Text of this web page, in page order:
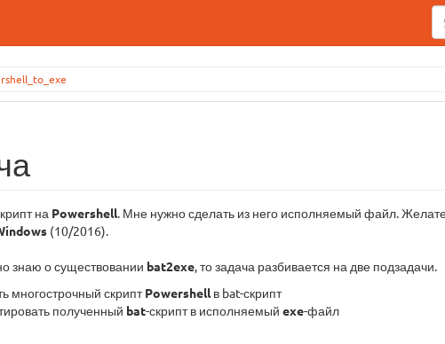
на Powershell. Мне нужно сделать из него исполняемый файл.
(10/2016).
знаю о существовании bat2exe, то задача разбивается на две подзадачи.
многострочный скриптPowershellв bat-скрипт
полученный bat-скрипт в исполняемый exe-файл